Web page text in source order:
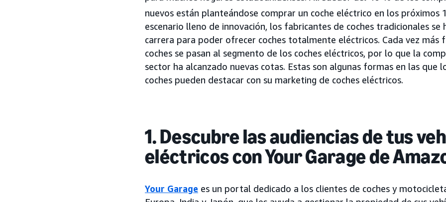
nuevos están planteándose comprar un coche eléctrico en los próximos
escenario lleno de innovación, los fabricantes de coches tradicionales se
carrera para poder ofrecer coches totalmente eléctricos. Cada vez más
coches se pasan al segmento de los coches eléctricos, por lo que la
sector ha alcanzado nuevas cotas. Estas son algunas formas en las que
coches pueden destacar con su marketing de coches eléctricos.
1. Descubre las audiencias de tus
eléctricos con Your Garage de
Your Garage es un portal dedicado a los clientes de coches y